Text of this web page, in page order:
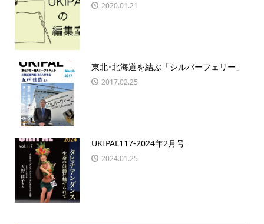
2020.01.21
東北･北海道を結ぶ「シルバーフェリー」
2017.02.25
UKIPAL117-2024年2月号
2024.01.25